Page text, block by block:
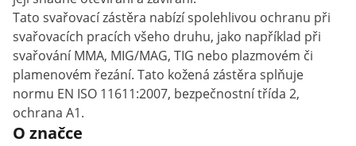
Tato svařovací zástěra nabízí spolehlivou ochranu při
svařovacích pracích všeho druhu, jako například při
svařování MMA, MIG/MAG, TIG nebo plazmovém či
plamenovém řezání. Tato kožená zástěra splňuje
normu EN ISO 11611:2007, bezpečnostní třída 2,
ochrana A1.
O značce